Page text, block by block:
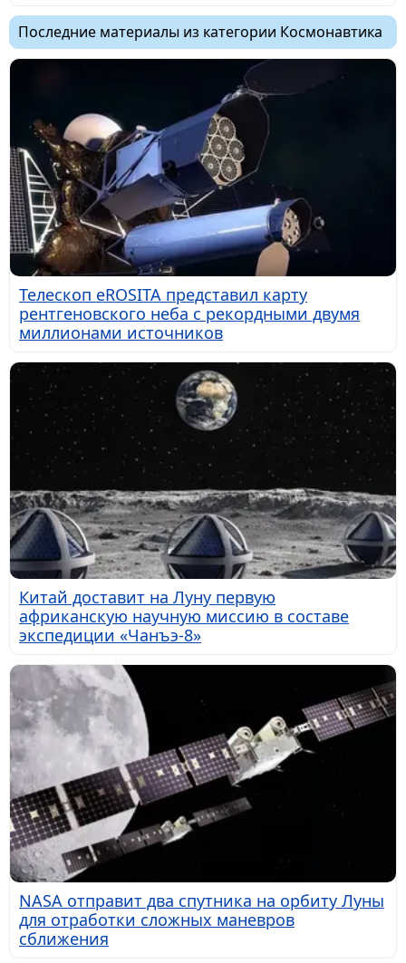
Последние материалы из категории Космонавтика
Телескоп eROSITA представил карту
рентгеновского неба с рекордными двумя
миллионами источников
Китай доставит на Луну первую
африканскую научную миссию в составе
экспедиции «Чанъэ-8»
NASA отправит два спутника на орбиту Луны
для отработки сложных маневров
сближения